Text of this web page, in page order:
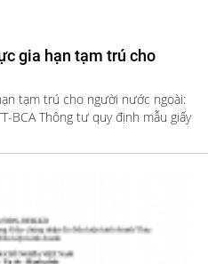
gia hạn tạm trú cho
tạm trú cho người nước ngoài:
BCA Thông tư quy định mẫu giấy